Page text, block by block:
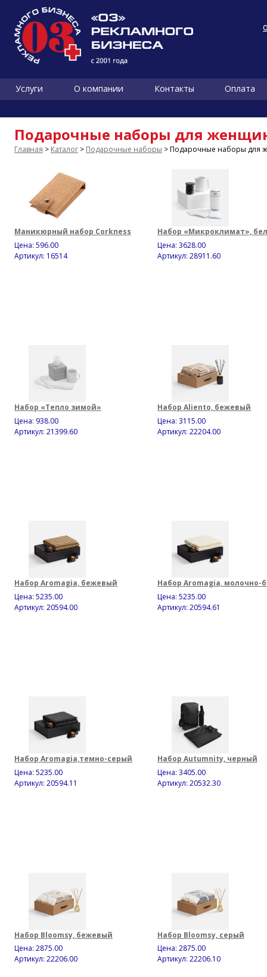
Услуги О компании Контакты Оплата
Подарочные наборы для
Главная > Каталог > Подарочные наборы > Подарочные наборы для
Маникюрный набор Corkness
Цена: 596.00
Артикул: 16514
Набор «Микроклимат»,
Цена: 3628.00
Артикул: 28911.60
Набор «Тепло зимой»
Цена: 938.00
Артикул: 21399.60
Набор Aliento, бежевый
Цена: 3115.00
Артикул: 22204.00
Набор Aromagia, бежевый
Цена: 5235.00
Артикул: 20594.00
Набор Aromagia, молочно-
Цена: 5235.00
Артикул: 20594.61
Набор Aromagia,темно-серый
Цена: 5235.00
Артикул: 20594.11
Набор Autumnity, черный
Цена: 3405.00
Артикул: 20532.30
Набор Bloomsy, бежевый
Цена: 2875.00
Артикул: 22206.00
Набор Bloomsy, серый
Цена: 2875.00
Артикул: 22206.10